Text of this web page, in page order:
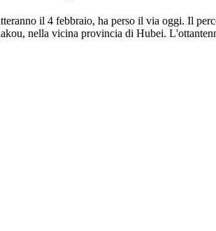
il 4 febbraio, ha perso il via oggi. Il
nella vicina provincia di Hubei.